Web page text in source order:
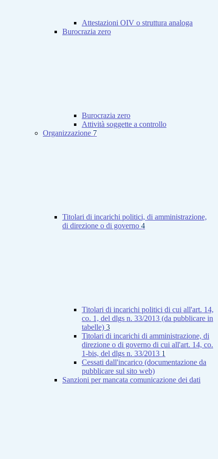
Attestazioni OIV o struttura analoga
Burocrazia zero
Burocrazia zero
Attività soggette a controllo
Organizzazione 7
Titolari di incarichi politici, di amministrazione,
di direzione o di governo 4
Titolari di incarichi politici di cui all'art. 14,
co. 1, del dlgs n. 33/2013 (da pubblicare in
tabelle) 3
Titolari di incarichi di amministrazione, di
direzione o di governo di cui all'art. 14, co.
1-bis, del dlgs n. 33/2013 1
Cessati dall'incarico (documentazione da
pubblicare sul sito web)
Sanzioni per mancata comunicazione dei dati